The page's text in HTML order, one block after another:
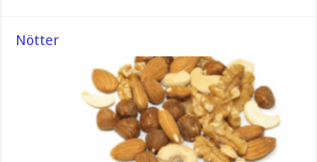
Nötter